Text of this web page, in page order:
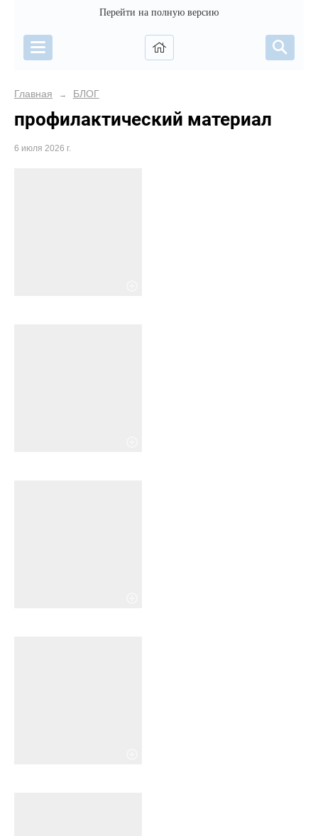
Перейти на полную версию
Главная → БЛОГ
профилактический материал
6 июля 2026 г.